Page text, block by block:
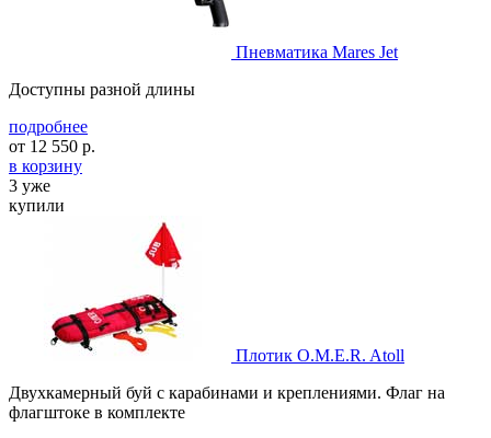
Пневматика Mares Jet
Доступны разной длины
подробнее
от 12 550 р.
в корзину
3 уже
купили
Плотик O.M.E.R. Atoll
Двухкамерный буй с карабинами и креплениями. Флаг на
флагштоке в комплекте